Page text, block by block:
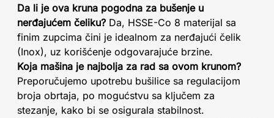
Da li je ova kruna pogodna za bušenje u
nerđajućem čeliku? Da, HSSE-Co 8 materijal sa
finim zupcima čini je idealnom za nerđajući čelik
(Inox), uz korišćenje odgovarajuće brzine.
Koja mašina je najbolja za rad sa ovom krunom?
Preporučujemo upotrebu bušilice sa regulacijom
broja obrtaja, po mogućstvu sa ključem za
stezanje, kako bi se osigurala stabilnost.